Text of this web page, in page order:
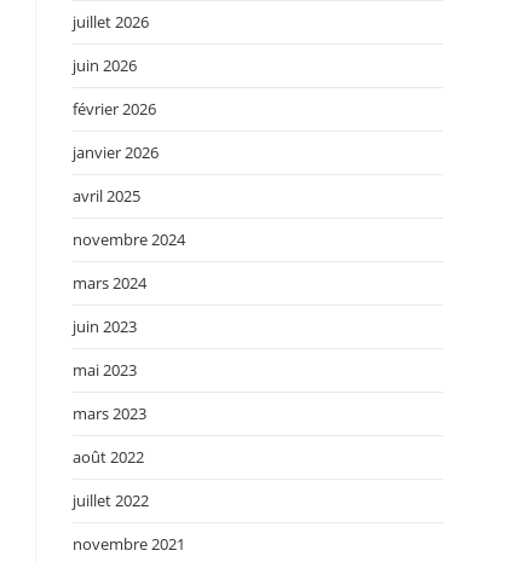
juillet 2026
juin 2026
février 2026
janvier 2026
avril 2025
novembre 2024
mars 2024
juin 2023
mai 2023
mars 2023
août 2022
juillet 2022
novembre 2021